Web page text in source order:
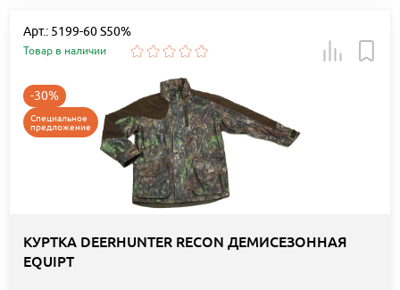
Арт.: 5199-60 S50%
Товар в наличии
-30%
Специальное
предложение
КУРТКА DEERHUNTER RECON ДЕМИСЕЗОННАЯ
EQUIPT